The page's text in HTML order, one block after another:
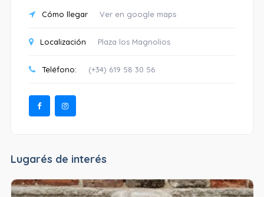
Cómo llegar Ver en google maps
Localización Plaza los Magnolios
Teléfono: (+34) 619 58 30 56
Lugarés de interés